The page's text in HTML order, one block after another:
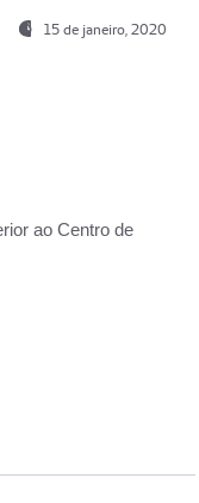
15 de janeiro, 2020
ao Centro de